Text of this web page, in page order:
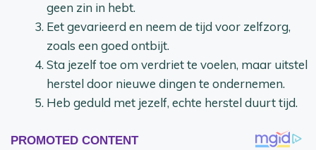
geen zin in hebt.
Eet gevarieerd en neem de tijd voor zelfzorg,
zoals een goed ontbijt.
Sta jezelf toe om verdriet te voelen, maar uitstel
herstel door nieuwe dingen te ondernemen.
Heb geduld met jezelf, echte herstel duurt tijd.